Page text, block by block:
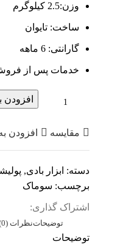
وزن:2.5 کیلوگرم
ساخت: تایوان
گارانتی: 6 ماهه
خدمات پس از فروش: 5
افزودن
مقایسه افزودن
دسته: ابزار بادی,
برچسب: سوماک
اشتراک گذاری:
توضیحاتنظرات (0)
توضیحات